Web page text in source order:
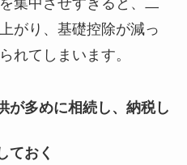
がり、基礎控除が減っ
れてしまいます。
が多めに相続し、納税し
ておく